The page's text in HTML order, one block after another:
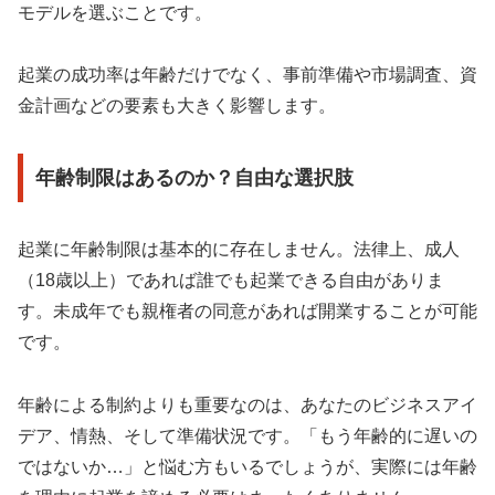
モデルを選ぶことです。
起業の成功率は年齢だけでなく、事前準備や市場調査、資
金計画などの要素も大きく影響します。
年齢制限はあるのか？自由な選択肢
起業に年齢制限は基本的に存在しません。法律上、成人
（18歳以上）であれば誰でも起業できる自由がありま
す。未成年でも親権者の同意があれば開業することが可能
です。
年齢による制約よりも重要なのは、あなたのビジネスアイ
デア、情熱、そして準備状況です。「もう年齢的に遅いの
ではないか…」と悩む方もいるでしょうが、実際には年齢